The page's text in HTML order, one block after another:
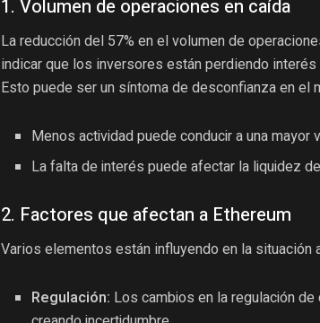
1. Volumen de operaciones en caída
La reducción del 57% en el volumen de
indicar que los inversores están perdiendo
Esto puede ser un síntoma de desconfianza en el
Menos actividad puede conducir a una mayor
La falta de interés puede afectar la liquidez
2. Factores que afectan a Ethereum
Varios elementos están influyendo en la situación
Regulación: Los cambios en la regulación